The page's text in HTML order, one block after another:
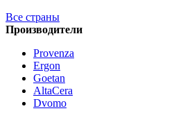
Все страны
Производители
Provenza
Ergon
Goetan
AltaСera
Dvomo